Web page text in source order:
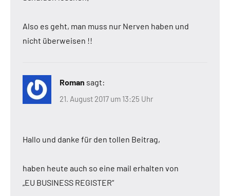
Also es geht, man muss nur Nerven haben und
nicht überweisen !!
Roman sagt:
21. August 2017 um 13:25 Uhr
Hallo und danke für den tollen Beitrag,
haben heute auch so eine mail erhalten von
„EU BUSINESS REGISTER“